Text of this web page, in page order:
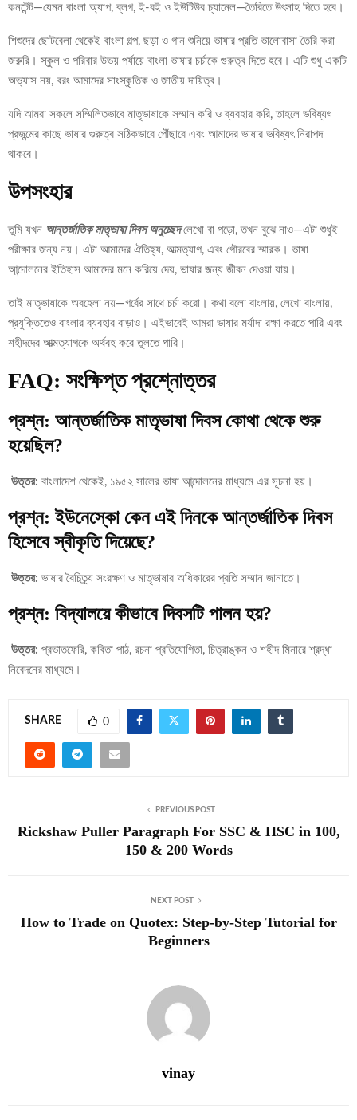
কনটেন্ট—যেমন বাংলা অ্যাপ, ব্লগ, ই-বই ও ইউটিউব চ্যানেল—তৈরিতে উৎসাহ দিতে হবে।
শিশুদের ছোটবেলা থেকেই বাংলা গল্প, ছড়া ও গান শুনিয়ে ভাষার প্রতি ভালোবাসা তৈরি করা
জরুরি। স্কুল ও পরিবার উভয় পর্যায়ে বাংলা ভাষার চর্চাকে গুরুত্ব দিতে হবে। এটি শুধু একটি
অভ্যাস নয়, বরং আমাদের সাংস্কৃতিক ও জাতীয় দায়িত্ব।
যদি আমরা সকলে সম্মিলিতভাবে মাতৃভাষাকে সম্মান করি ও ব্যবহার করি, তাহলে ভবিষ্যৎ
প্রজন্মের কাছে ভাষার গুরুত্ব সঠিকভাবে পৌঁছাবে এবং আমাদের ভাষার ভবিষ্যৎ নিরাপদ
থাকবে।
উপসংহার
তুমি যখন আন্তর্জাতিক মাতৃভাষা দিবস অনুচ্ছেদলেখো বা পড়ো, তখন বুঝে নাও—এটা শুধুই
পরীক্ষার জন্য নয়। এটা আমাদের ঐতিহ্য, আত্মত্যাগ, এবং গৌরবের স্মারক। ভাষা
আন্দোলনের ইতিহাস আমাদের মনে করিয়ে দেয়, ভাষার জন্য জীবন দেওয়া যায়।
তাই মাতৃভাষাকে অবহেলা নয়—গর্বের সাথে চর্চা করো। কথা বলো বাংলায়, লেখো বাংলায়,
প্রযুক্তিতেও বাংলার ব্যবহার বাড়াও। এইভাবেই আমরা ভাষার মর্যাদা রক্ষা করতে পারি এবং
শহীদদের আত্মত্যাগকে অর্থবহ করে তুলতে পারি।
FAQ: সংক্ষিপ্ত প্রশ্নোত্তর
প্রশ্ন: আন্তর্জাতিক মাতৃভাষা দিবস কোথা থেকে শুরু
হয়েছিল?
উত্তর: বাংলাদেশ থেকেই, ১৯৫২ সালের ভাষা আন্দোলনের মাধ্যমে এর সূচনা হয়।
প্রশ্ন: ইউনেস্কো কেন এই দিনকে আন্তর্জাতিক দিবস
হিসেবে স্বীকৃতি দিয়েছে?
উত্তর: ভাষার বৈচিত্র্য সংরক্ষণ ও মাতৃভাষার অধিকারের প্রতি সম্মান জানাতে।
প্রশ্ন: বিদ্যালয়ে কীভাবে দিবসটি পালন হয়?
উত্তর: প্রভাতফেরি, কবিতা পাঠ, রচনা প্রতিযোগিতা, চিত্রাঙ্কন ও শহীদ মিনারে শ্রদ্ধা
নিবেদনের মাধ্যমে।
SHARE 0
PREVIOUS POST
Rickshaw Puller Paragraph For SSC & HSC in 100,
150 & 200 Words
NEXT POST
How to Trade on Quotex: Step-by-Step Tutorial for
Beginners
vinay